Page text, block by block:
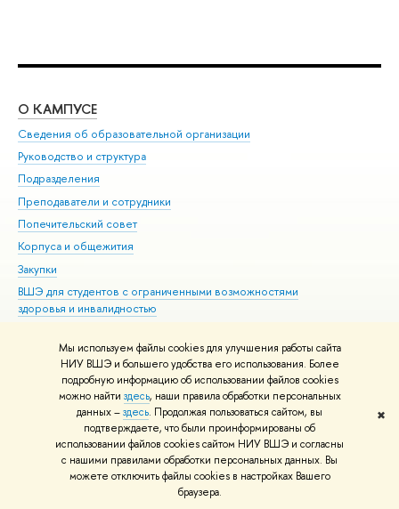
Мы используем файлы cookies для улучшения работы сайта
НИУ ВШЭ и большего удобства его использования. Более
подробную информацию об использовании файлов cookies
можно найти здесь, наши правила обработки персональных
данных –здесь. Продолжая пользоваться сайтом, вы
подтверждаете, что были проинформированы об
использовании файлов cookies сайтом НИУ ВШЭ и согласны
с нашими правилами обработки персональных данных. Вы
можете отключить файлы cookies в настройках Вашего
браузера.
✖
О КАМПУСЕ
Сведения об образовательной организации
Руководство и структура
Подразделения
Преподаватели и сотрудники
Попечительский совет
Корпуса и общежития
Закупки
ВШЭ для студентов с ограниченными возможностями
здоровья и инвалидностью
Единая платежная страница
© НИУ ВШЭ 1993–2026 Адреса и контакты Условия использования
материалов Политика конфиденциальности Карта сайта
Шрифты HSE Sans и HSE Slab разработаны вШколе дизайна НИУ ВШЭ